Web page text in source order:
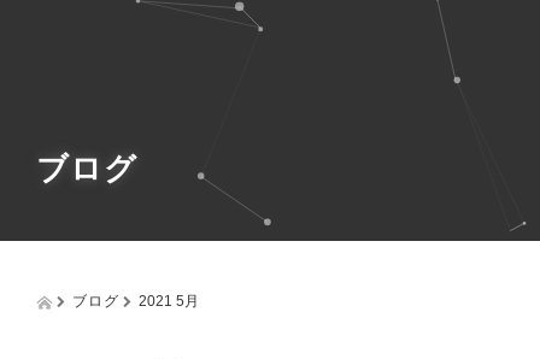
t
ブログ
ブログ 2021 5月